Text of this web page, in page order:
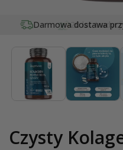
multimedia
modalnym
Darmowa dostawa
20lat tradycji
Czysty